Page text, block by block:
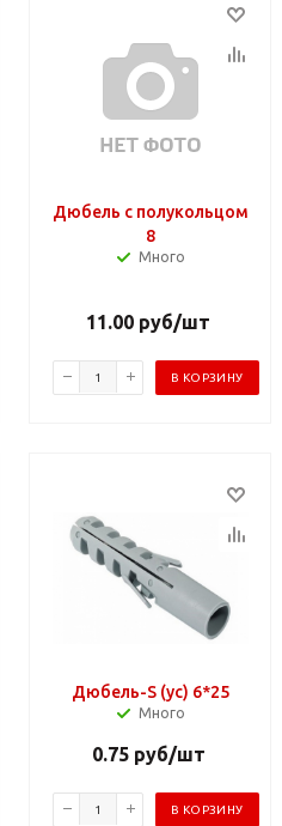
Дюбель с полукольцом
8
Много
11.00 руб/шт
В КОРЗИНУ
Дюбель-S (ус) 6*25
Много
0.75руб/шт
В КОРЗИНУ